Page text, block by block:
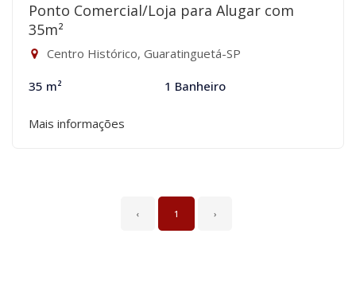
Ponto Comercial/Loja para Alugar com
35m²
Centro Histórico, Guaratinguetá-SP
35 m² 1 Banheiro
Mais informações
‹ 1 ›